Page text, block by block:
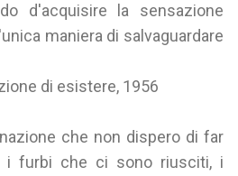
d'acquisire la sensazione
maniera di salvaguardare
di esistere, 1956
che non dispero di far
i furbi che ci sono riusciti, i